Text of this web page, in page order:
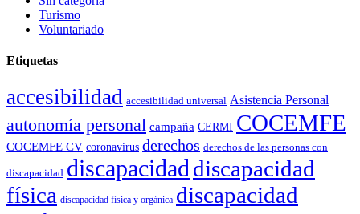
Turismo
Voluntariado
Etiquetas
accesibilidad accesibilidad universal Asistencia Personal
autonomía personal campaña CERMI COCEMFE
COCEMFE CV coronavirus derechos derechos de las personas con
discapacidad discapacidad discapacidad
física discapacidad física y orgánica discapacidad